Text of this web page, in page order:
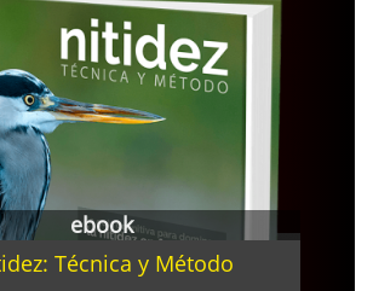
ebook
Técnica y Método